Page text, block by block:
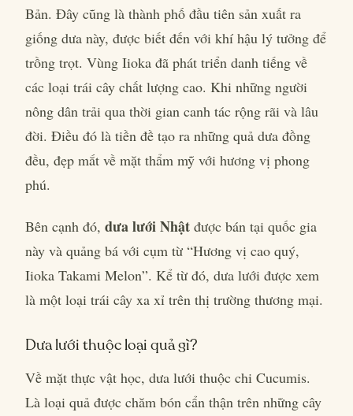
Bản. Đây cũng là thành phố đầu tiên sản xuất ra
giống dưa này, được biết đến với khí hậu lý tưởng để
trồng trọt. Vùng Iioka đã phát triển danh tiếng về
các loại trái cây chất lượng cao. Khi những người
nông dân trải qua thời gian canh tác rộng rãi và lâu
đời. Điều đó là tiền đề tạo ra những quả dưa đồng
đều, đẹp mắt về mặt thẩm mỹ với hương vị phong
phú.
Bên cạnh đó, dưa lưới Nhật được bán tại quốc gia
này và quảng bá với cụm từ “Hương vị cao quý,
Iioka Takami Melon”. Kể từ đó, dưa lưới được xem
là một loại trái cây xa xỉ trên thị trường thương mại.
Dưa lưới thuộc loại quả gì?
Về mặt thực vật học, dưa lưới thuộc chi Cucumis.
Là loại quả được chăm bón cẩn thận trên những cây